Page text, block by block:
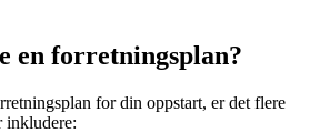
en forretningsplan?
for din oppstart, er det flere
inkludere: